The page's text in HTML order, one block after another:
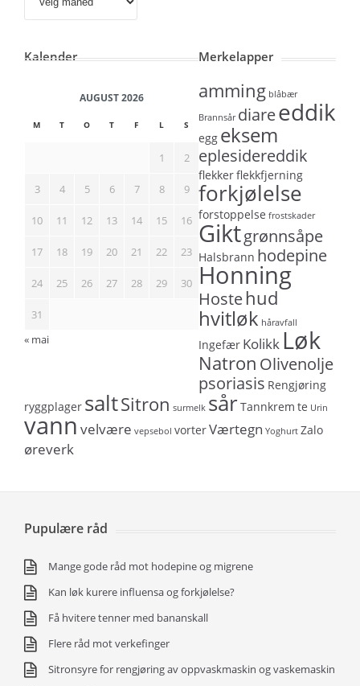
Kalender
AUGUST 2026
M T O T F L S
1 2
3 4 5 6 7 8 9
10 11 12 13 14 15 16
17 18 19 20 21 22 23
24 25 26 27 28 29 30
31
« mai
Merkelapper
amming blåbær
Brannsår diareeddik
egg eksem
eplesidereddik
flekkerflekkfjerning
forkjølelse
forstoppelse frostskader
Giktgrønnsåpe
Halsbrann hodepine
Honning
Hostehud
hvitløk håravfall
Ingefær Kolikk Løk
Natron Olivenolje
psoriasis Rengjøring
ryggplager saltSitron surmelk sårTannkrem te Urin
vann velvære vepsebol vorterVærtegn Yoghurt Zalo
øreverk
Pupulære råd
Mange gode råd mot hodepine og migrene
Kan løk kurere influensa og forkjølelse?
Få hvitere tenner med bananskall
Flere råd mot verkefinger
Sitronsyre for rengjøring av oppvaskmaskin og vaskemaskin